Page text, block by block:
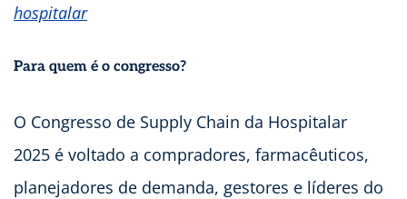
hospitalar
Para quem é o congresso?
O Congresso de Supply Chain da Hospitalar
2025 é voltado a compradores, farmacêuticos,
planejadores de demanda, gestores e líderes do